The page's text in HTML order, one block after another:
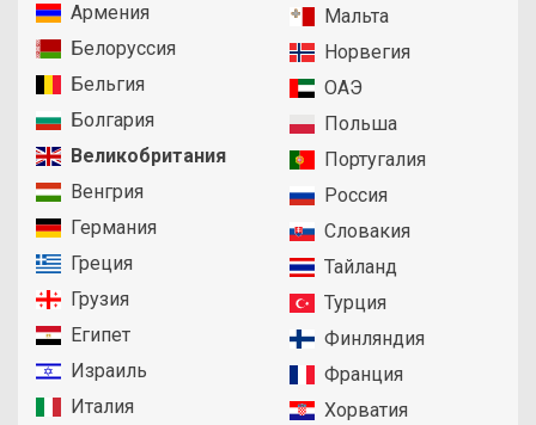
Армения
Белоруссия
Бельгия
Болгария
Великобритания
Венгрия
Германия
Греция
Грузия
Египет
Израиль
Италия
Мальта
Норвегия
ОАЭ
Польша
Португалия
Россия
Словакия
Тайланд
Турция
Финляндия
Франция
Хорватия